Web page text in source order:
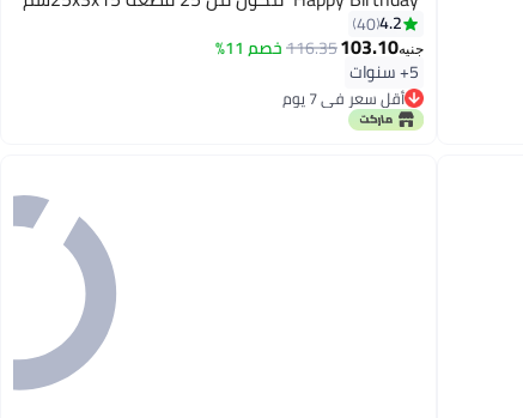
4.2
40
جنيه103.10
116.35خصم 11%
5+ سنوات
أقل سعر في 7 يوم
أقل سعر في 7 يوم